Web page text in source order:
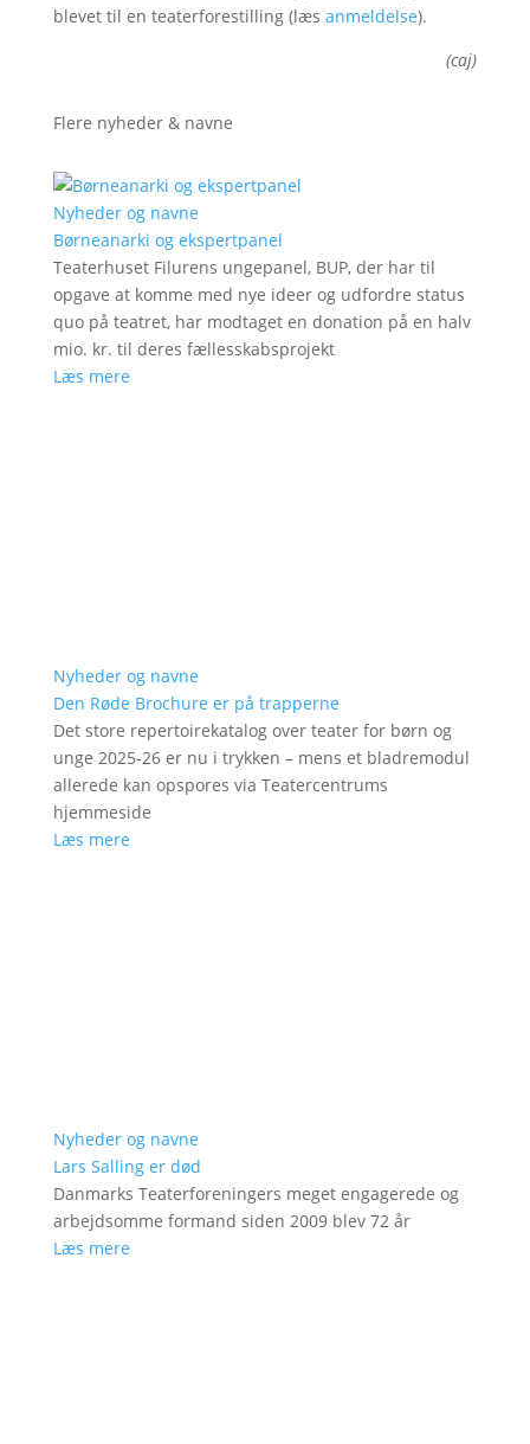
blevet til en teaterforestilling (læs anmeldelse).
(caj)
Flere nyheder & navne
Nyheder og navne
Børneanarki og ekspertpanel
Teaterhuset Filurens ungepanel, BUP, der har til
opgave at komme med nye ideer og udfordre status
quo på teatret, har modtaget en donation på en halv
mio. kr. til deres fællesskabsprojekt
Læs mere
Nyheder og navne
Den Røde Brochure er på trapperne
Det store repertoirekatalog over teater for børn og
unge 2025-26 er nu i trykken – mens et bladremodul
allerede kan opspores via Teatercentrums
hjemmeside
Læs mere
Nyheder og navne
Lars Salling er død
Danmarks Teaterforeningers meget engagerede og
arbejdsomme formand siden 2009 blev 72 år
Læs mere